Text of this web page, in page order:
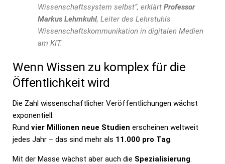
Wissenschaftssystem selbst“, erklärt Professor
Markus Lehmkuhl, Leiter des Lehrstuhls
Wissenschaftskommunikation in digitalen Medien
am KIT.
Wenn Wissen zu komplex für die
Öffentlichkeit wird
Die Zahl wissenschaftlicher Veröffentlichungen wächst
exponentiell:
Rund vier Millionen neue Studien erscheinen weltweit
jedes Jahr – das sind mehr als 11.000 pro Tag.
Mit der Masse wächst aber auch die Spezialisierung.